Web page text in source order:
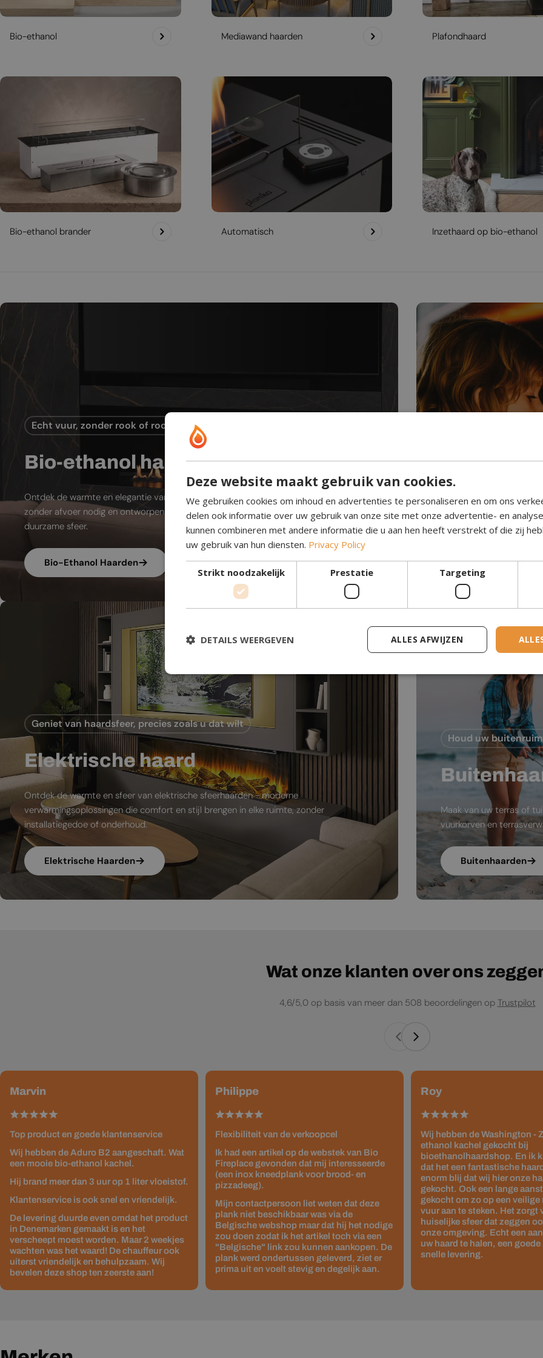
Bio-ethanol Mediawand haarden Plafondhaard
Bio-ethanol brander Automatisch Inzethaard op bio-ethanol
Echt vuur, zonder rook of rookkanaal
Bio-ethanol haard
Ontdek de warmte en elegantie van bio-ethanol sfeerhaarden. Schoon brandend,
zonder afvoer nodig en ontworpen voor moderne leefruimtes. Geef elke kamer een
duurzame sfeer.
Bio-Ethanol Haarden
Waterdamp haarden
Perfect voor elke
eenvoudig in gebruik.
Waterdamp
Geniet van haardsfeer, precies zoals u dat wilt
Elektrische haard
Ontdek de warmte en sfeer van elektrische sfeerhaarden - moderne
verwarmingsoplossingen die comfort en stijl brengen in elke ruimte, zonder
installatiegedoe of onderhoud.
Elektrische Haarden
Houd uw
Maak van uw terras of
vuurkorven en
Buitenhaarden
Wat onze klanten over ons
4,6/5,0 op basis van meer dan 508 beoordelingen op Trustpilot
Marvin
Top product en goede klantenservice
Wij hebben de Aduro B2 aangeschaft. Wat
een mooie bio-ethanol kachel.
Hij brand meer dan 3 uur op 1 liter vloeistof.
Klantenservice is ook snel en vriendelijk.
De levering duurde even omdat het product
in Denemarken gemaakt is en het
verscheept moest worden. Maar 2 weekjes
wachten was het waard! De chauffeur ook
uiterst vriendelijk en behulpzaam. Wij
bevelen deze shop ten zeerste aan!
Philippe
Flexibiliteit van de verkoopcel
Ik had een artikel op de webstek van Bio
Fireplace gevonden dat mij interesseerde
(een inox kneedplank voor brood- en
pizzadeeg).
Mijn contactpersoon liet weten dat deze
plank niet beschikbaar was via de
Belgische webshop maar dat hij het nodige
zou doen zodat ik het artikel toch via een
"Belgische" link zou kunnen aankopen. De
plank werd ondertussen geleverd, ziet er
prima uit en voelt stevig en degelijk aan.
Roy
Wij hebben de Washington -
ethanol kachel gekocht bij
bioethanolhaardshop. En ik
dat het een fantastische
enorm blij dat wij hier onze
gekocht. Ook een lange
gekocht om zo op een veilige
vuur aan te steken. Het zorgt
huiselijke sfeer dat zeggen
onze omgeving. Echt een
uw haard te halen, een goede
snelle levering.
Deze website maakt gebruik van cookies.
We gebruiken cookies om inhoud en advertenties te personaliseren en om ons
delen ook informatie over uw gebruik van onze site met onze advertentie- en
kunnen combineren met andere informatie die u aan hen heeft verstrekt of die zij
uw gebruik van hun diensten. Privacy Policy
Strikt noodzakelijk Prestatie Targeting
ALLES AFWIJZEN
DETAILS WEERGEVEN